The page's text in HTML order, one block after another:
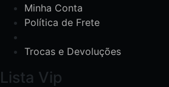
Minha Conta
Política de Frete
Trocas e Devoluções
Lista Vip